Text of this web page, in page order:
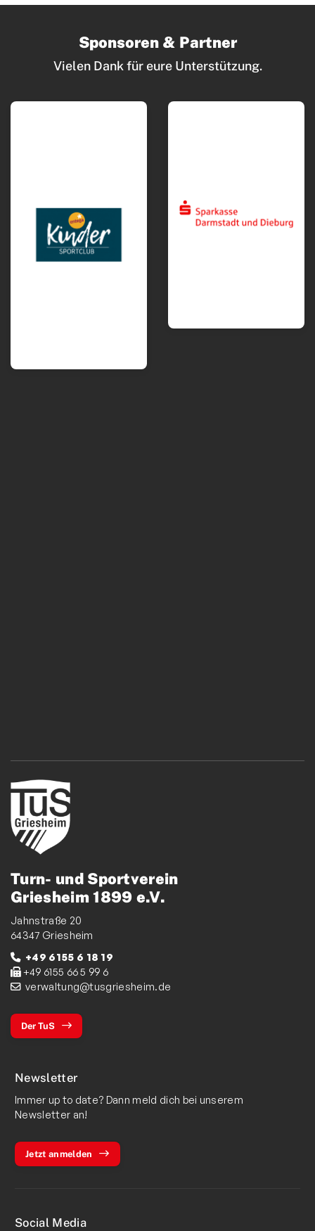
Sponsoren & Partner
Vielen Dank für eure Unterstützung.
Turn- und Sportverein
Griesheim 1899 e.V.
Jahnstraße 20
64347 Griesheim
+49 6155 6 18 19
+49 6155 66 5 99 6
verwaltung@tusgriesheim.de
Der TuS
Newsletter
Immer up to date? Dann meld dich bei unserem
Newsletter an!
Jetzt anmelden
Social Media